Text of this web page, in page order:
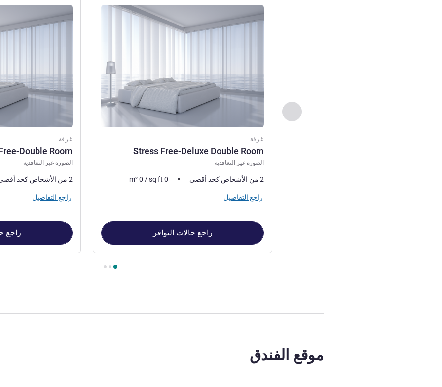
السابق - غرفة
غرفة
Stress Free-Deluxe Double Room
الصورة غير التعاقدية
راجع التفاصيل
2 من الأشخاص كحد أقصى m²0 /sq ft 0
راجع التفاصيل
راجع حالات التوافر
غرفة
Double Room
الصورة غير التعاقدية
راجع التفاصيل
2 من الأشخاص كحد أقصى
راجع التفاصيل
راجع
موقع الفندق